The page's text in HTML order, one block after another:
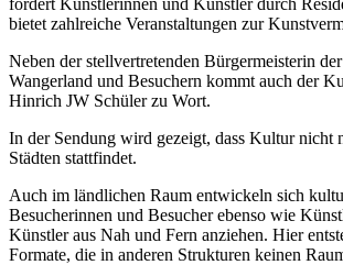
bietet zahlreiche Veranstaltungen zur
Neben der stellvertretenden Bürgermeisterin
Wangerland und Besuchern kommt auch der
Hinrich JW Schüler zu Wort.
In der Sendung wird gezeigt, dass Kultur nicht
Städten stattfindet.
Auch im ländlichen Raum entwickeln sich
Besucherinnen und Besucher ebenso wie
Künstler aus Nah und Fern anziehen. Hier
Formate, die in anderen Strukturen keinen